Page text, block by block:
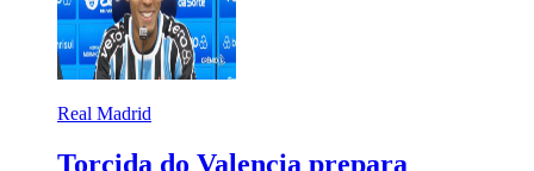
Real Madrid
Torcida do Valencia prepara